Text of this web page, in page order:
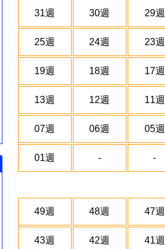
31週 30週 29週
25週 24週 23週
19週 18週 17週
13週 12週 11週
07週 06週 05週
01週 - -
49週 48週 47週
43週 42週 41週